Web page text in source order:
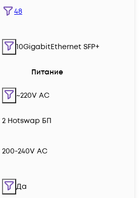
48
10GigabitEthernet SFP+
Питание
~220V AC
2 Hotswap БП
200-240V AC
Да